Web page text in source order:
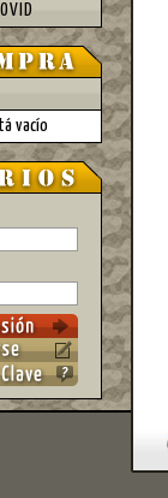
vacío